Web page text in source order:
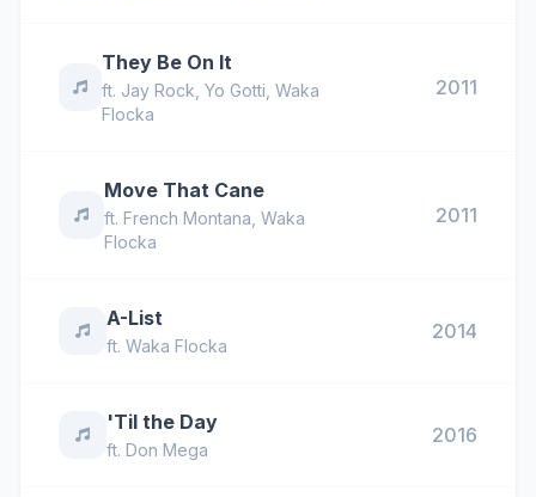
They Be On It
ft. Jay Rock ,Yo Gotti ,Waka
Flocka
2011
Move That Cane
ft.French Montana ,Waka
Flocka
2011
A-List
ft. Waka Flocka
2014
'Til the Day
ft. Don Mega
2016